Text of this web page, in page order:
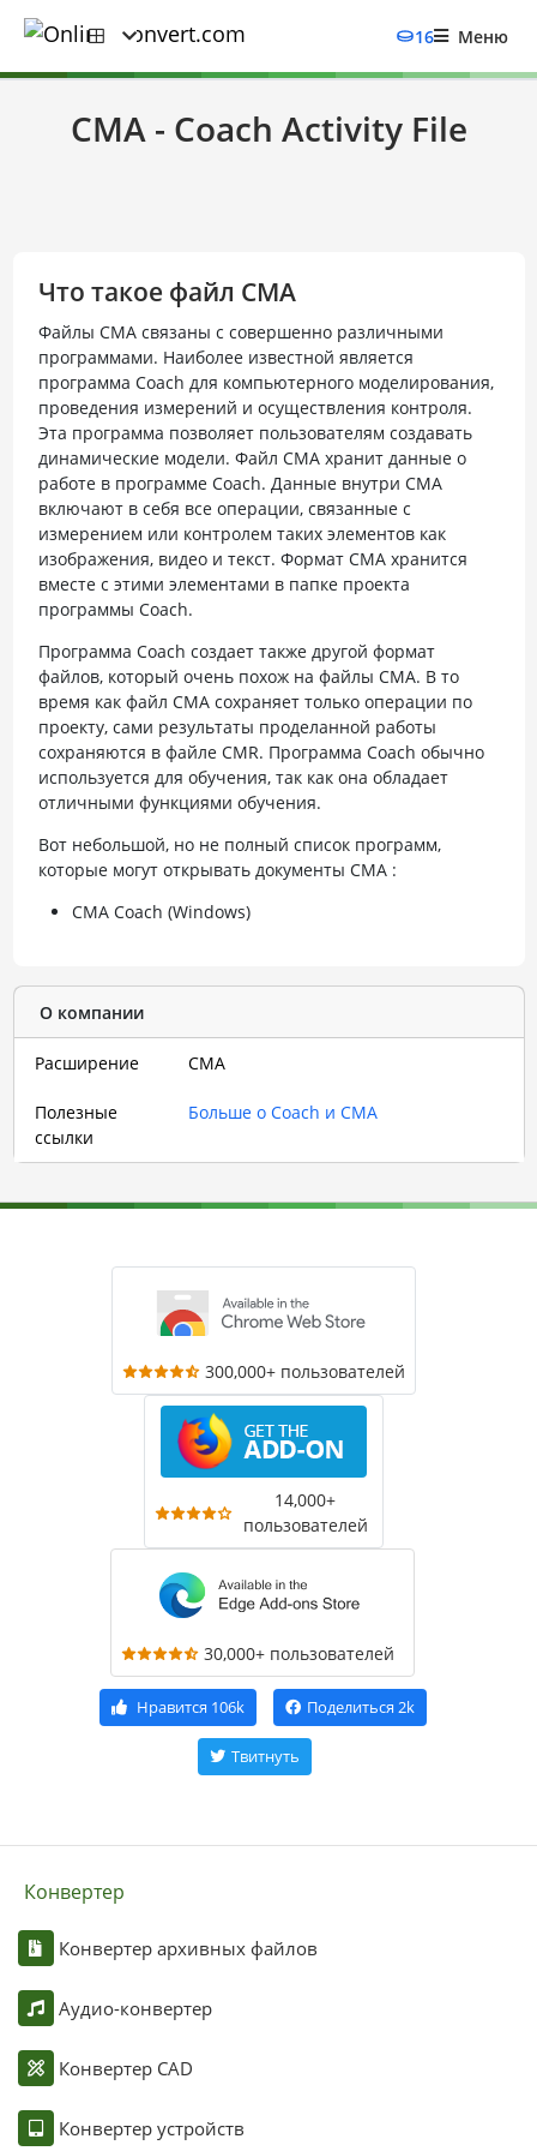
16 Меню
CMA - Coach Activity File
Что такое файл CMA
Файлы CMA связаны с совершенно различными
программами. Наиболее известной является
программа Coach для компьютерного моделирования,
проведения измерений и осуществления контроля.
Эта программа позволяет пользователям создавать
динамические модели. Файл CMA хранит данные о
работе в программе Coach. Данные внутри CMA
включают в себя все операции, связанные с
измерением или контролем таких элементов как
изображения, видео и текст. Формат CMA хранится
вместе с этими элементами в папке проекта
программы Coach.
Программа Coach создает также другой формат
файлов, который очень похож на файлы CMA. В то
время как файл CMA сохраняет только операции по
проекту, сами результаты проделанной работы
сохраняются в файле CMR. Программа Coach обычно
используется для обучения, так как она обладает
отличными функциями обучения.
Вот небольшой, но не полный список программ,
которые могут открывать документы CMA :
CMA Coach (Windows)
О компании
Расширение CMA
Полезные
ссылки
Больше о Coach и CMA
300,000+ пользователей
14,000+
пользователей
30,000+ пользователей
Нравится 106k Поделиться 2k
Твитнуть
Конвертер
Конвертер архивных файлов
Аудио-конвертер
Конвертер CAD
Конвертер устройств